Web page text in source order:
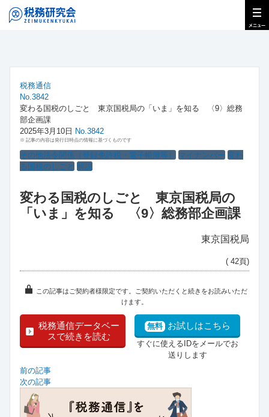
税務通信
No.3842
変わる国税のしごと 東京国税局の「いま」を知る 〈9〉総務
部企画課
2025年3月10日 No.3842
※ 記事の内容は発行日時点の情報に基づくものです
その他法令関係（登録免許税・電子帳簿等） マイナンバー 変わ
る国税のしごと 解説
変わる国税のしごと 東京国税局の
「いま」を知る 〈9〉総務部企画課
東京国税局
( 42頁)
この記事はご契約者様限定です。ご契約いただくと続きをお読みいただ
けます。
税務通信データベー
スで続きを読む
無料 お試しはこちら
すぐに使えるIDをメールでお
送りします
前の記事
次の記事